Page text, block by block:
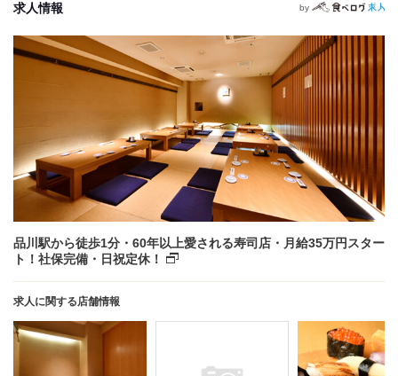
求人情報 by
品川駅から徒歩1分・60年以上愛される寿司店・月給35万円スター
ト！社保完備・日祝定休！
求人に関する店舗情報